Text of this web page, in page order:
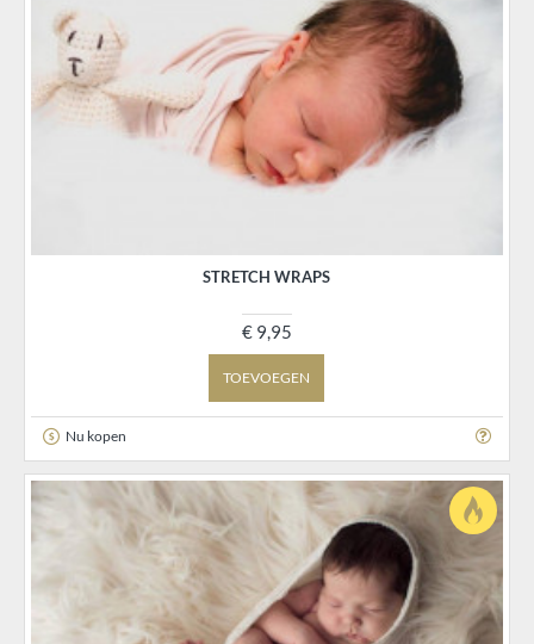
STRETCH WRAPS
€ 9,95
TOEVOEGEN
Nu kopen